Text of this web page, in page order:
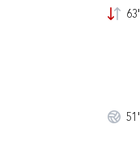
63'
51'